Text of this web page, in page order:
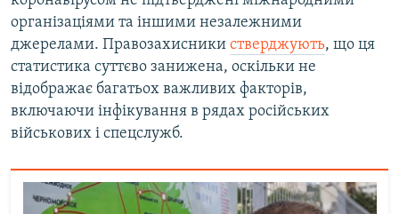
організаціями та іншими незалежними
джерелами. Правозахисники стверджують, що ця
статистика суттєво занижена, оскільки не
відображає багатьох важливих факторів,
включаючи інфікування в рядах російських
військових і спецслужб.